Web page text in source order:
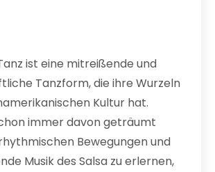
ist eine mitreißende und
Tanzform, die ihre Wurzeln
Kultur hat.
immer davon geträumt
Bewegungen und
Musik des Salsa zu erlernen,